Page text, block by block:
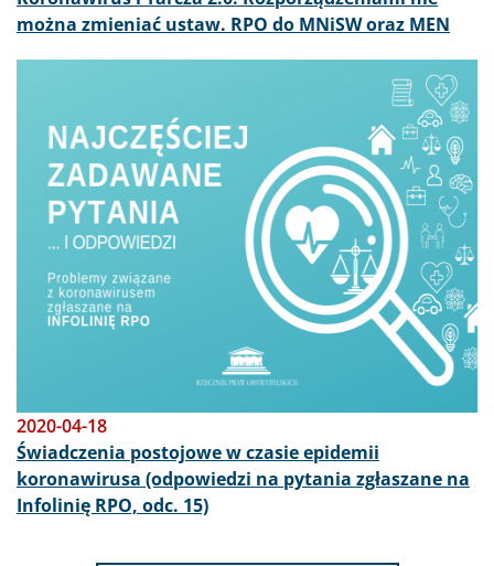
można zmieniać ustaw. RPO do MNiSW oraz MEN
2020-04-18
Świadczenia postojowe w czasie epidemii
koronawirusa (odpowiedzi na pytania zgłaszane na
Infolinię RPO, odc. 15)